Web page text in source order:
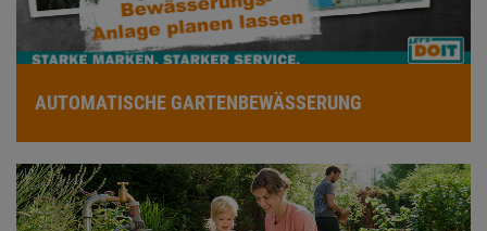
AUTOMATISCHE GARTENBEWÄSSERUNG